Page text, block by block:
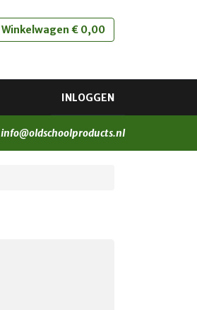
Winkelwagen € 0,00
INLOGGEN
info@oldschoolproducts.nl